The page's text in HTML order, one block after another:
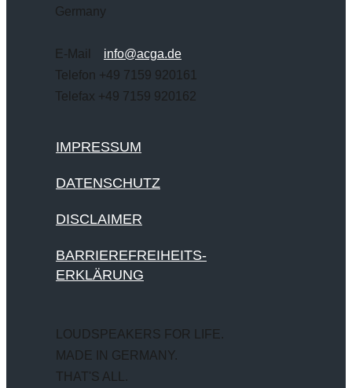
Germany
E-Mail info@acga.de
Telefon +49 7159 920161
Telefax +49 7159 920162
IMPRESSUM
DATENSCHUTZ
DISCLAIMER
BARRIEREFREIHEITS-
ERKLÄRUNG
LOUDSPEAKERS FOR LIFE.
MADE IN GERMANY.
THAT'S ALL.